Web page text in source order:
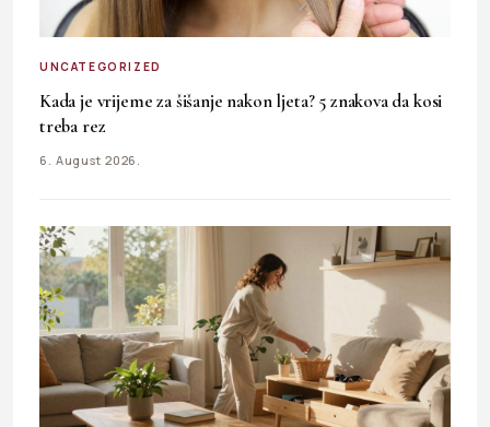
UNCATEGORIZED
Kada je vrijeme za šišanje nakon ljeta? 5 znakova da kosi
treba rez
6. August 2026.